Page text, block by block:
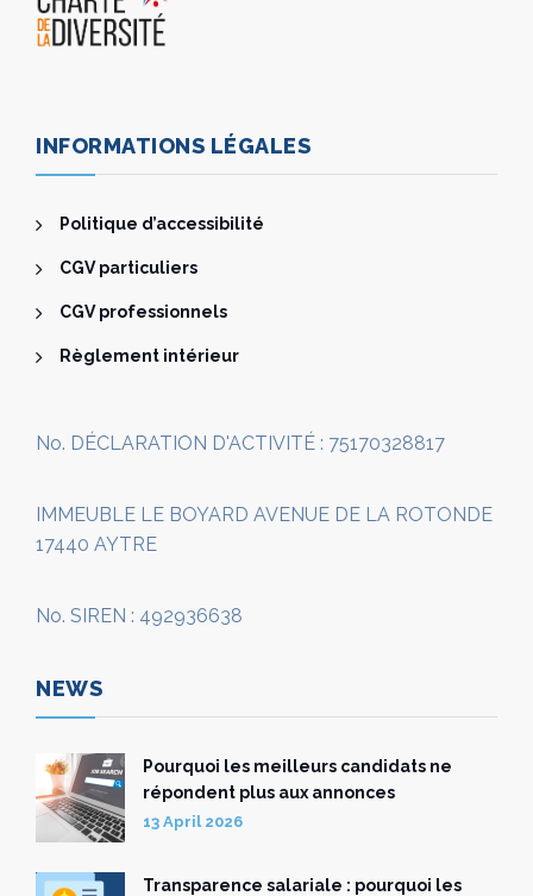
INFORMATIONS LÉGALES
Politique d’accessibilité
CGV particuliers
CGV professionnels
Règlement intérieur
No. DÉCLARATION D'ACTIVITÉ : 75170328817
IMMEUBLE LE BOYARD AVENUE DE LA ROTONDE
17440 AYTRE
No. SIREN : 492936638
NEWS
Pourquoi les meilleurs candidats ne
répondent plus aux annonces
13 April 2026
Transparence salariale : pourquoi les